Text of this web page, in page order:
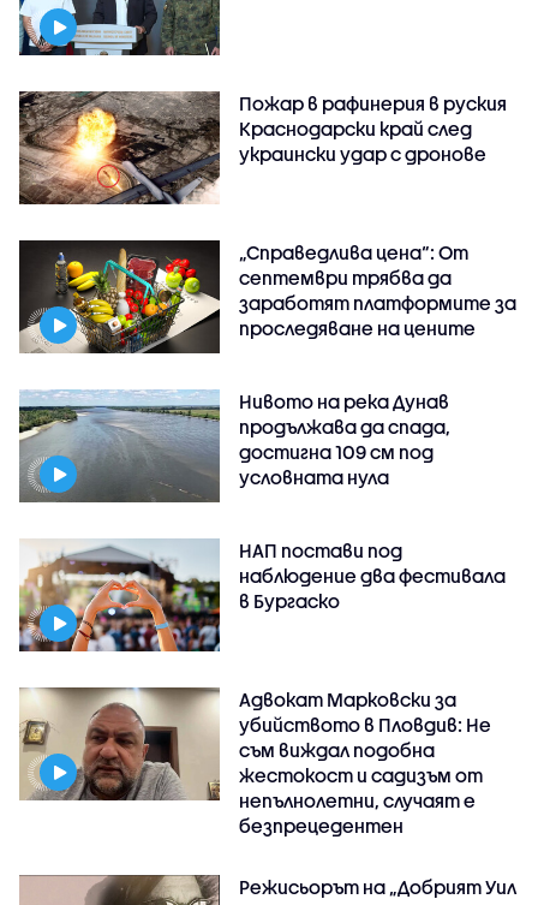
Пожар в рафинерия в руския
Краснодарски край след
украински удар с дронове
„Справедлива цена“: От
септември трябва да
заработят платформите за
проследяване на цените
Нивото на река Дунав
продължава да спада,
достигна 109 см под
условната нула
НАП постави под
наблюдение два фестивала
в Бургаско
Адвокат Марковски за
убийството в Пловдив: Не
съм виждал подобна
жестокост и садизъм от
непълнолетни, случаят е
безпрецедентен
Режисьорът на „Добрият Уил